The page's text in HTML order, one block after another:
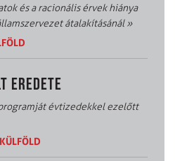
és a racionális érvek hiánya
átalakításánál»
EREDETE
évtizedekkel ezelőtt
KÜLFÖLD